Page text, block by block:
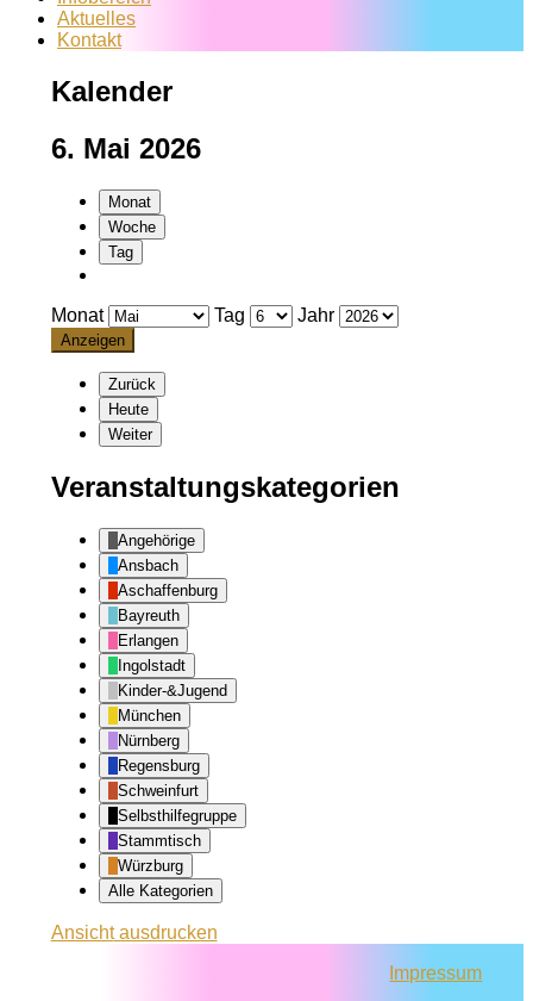
Aktuelles
Kontakt
Kalender
6. Mai 2026
Monat
Woche
Tag
Monat Tag Jahr
Zurück
Heute
Weiter
Veranstaltungskategorien
Angehörige
Ansbach
Aschaffenburg
Bayreuth
Erlangen
Ingolstadt
Kinder-&Jugend
München
Nürnberg
Regensburg
Schweinfurt
Selbsthilfegruppe
Stammtisch
Würzburg
Alle Kategorien
Ansichtausdrucken
Impressum